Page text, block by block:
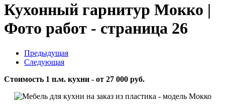
Кухонный гарнитур Мокко |
Фото работ - страница 26
Предыдущая
Следующая
Стоимость 1 п.м. кухни - от 27 000 руб.